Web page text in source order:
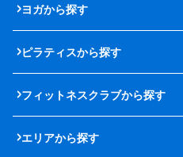
ヨガから探す
ピラティスから探す
フィットネスクラブから探す
エリアから探す